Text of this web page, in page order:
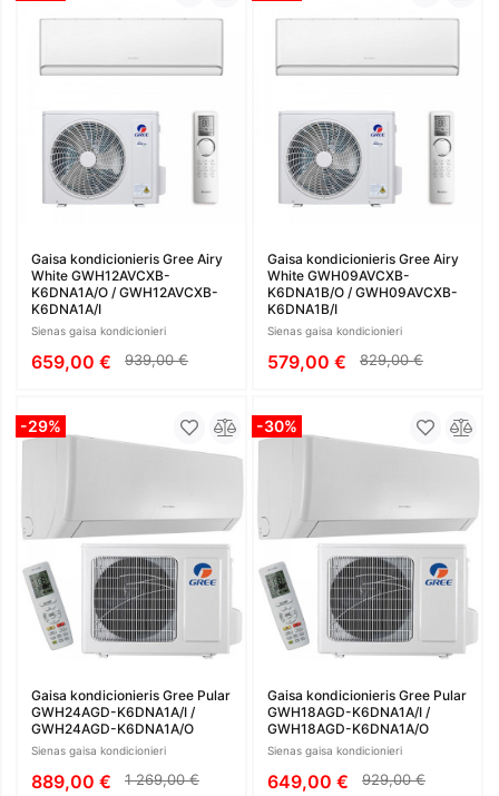
Gaisa kondicionieris Gree Airy
White GWH12AVCXB-
K6DNA1A/O / GWH12AVCXB-
K6DNA1A/I
Sienas gaisa kondicionieri
659,00 € 939,00 €
Gaisa kondicionieris Gree Airy
White GWH09AVCXB-
K6DNA1B/O / GWH09AVCXB-
K6DNA1B/I
Sienas gaisa kondicionieri
579,00 € 829,00 €
-29%
Gaisa kondicionieris Gree Pular
GWH24AGD-K6DNA1A/I /
GWH24AGD-K6DNA1A/O
Sienas gaisa kondicionieri
889,00 € 1 269,00 €
-30%
Gaisa kondicionieris Gree Pular
GWH18AGD-K6DNA1A/I /
GWH18AGD-K6DNA1A/O
Sienas gaisa kondicionieri
649,00 € 929,00 €